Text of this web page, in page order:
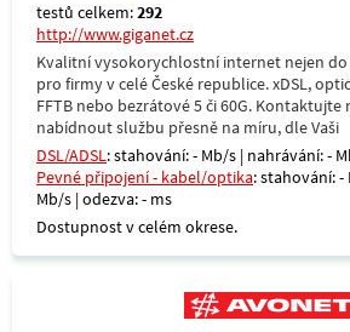
testů celkem:292
http://www.giganet.cz
Kvalitní vysokorychlostní internet nejen
pro firmy v celé České republice. xDSL,
FFTB nebo bezrátové 5 či 60G. Kontaktujte
nabídnout službu přesně na míru, dle Vaši
DSL/ADSL: stahování: - Mb/s | nahrávání: -
Pevné připojení - kabel/optika: stahování: -
Mb/s | odezva: - ms
Dostupnost v celém okrese.